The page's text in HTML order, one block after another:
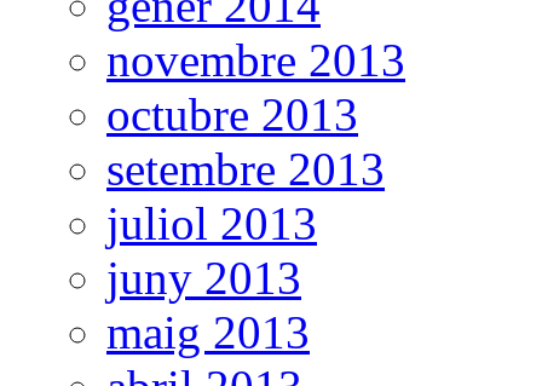
novembre 2013
octubre 2013
setembre 2013
juliol 2013
juny 2013
maig 2013